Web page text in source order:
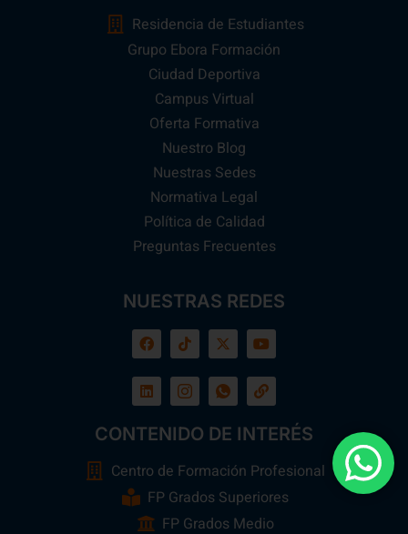
Residencia de Estudiantes
Grupo Ebora Formación
Ciudad Deportiva
Campus Virtual
Oferta Formativa
Nuestro Blog
Nuestras Sedes
Normativa Legal
Política de Calidad
Preguntas Frecuentes
NUESTRAS REDES
CONTENIDO DE INTERÉS
Centro de Formación Profesional
FP Grados Superiores
FP Grados Medio